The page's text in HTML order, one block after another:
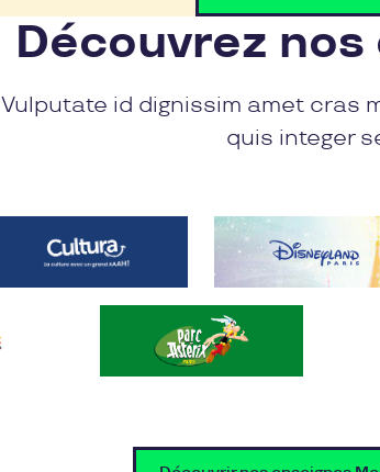
Découvrez
Vulputate id dignissim amet cras
quis integer